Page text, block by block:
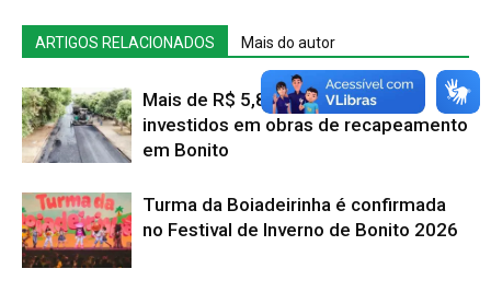
ARTIGOS RELACIONADOS Mais do autor
Mais de R$ 5,8 milhões serão
investidos em obras de recapeamento
em Bonito
Turma da Boiadeirinha é confirmada
no Festival de Inverno de Bonito 2026